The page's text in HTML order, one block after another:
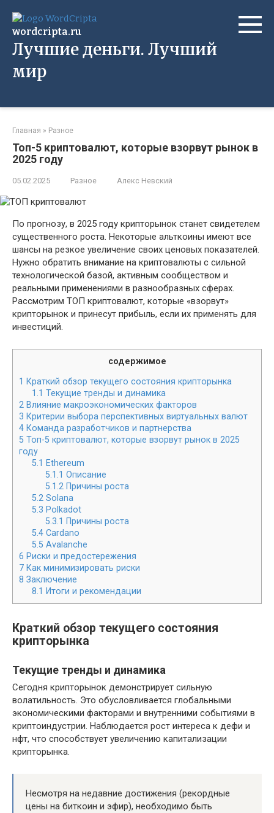
контенту
wordcripta.ru
Лучшие деньги. Лучший
мир
Главная » Разное
Топ-5 криптовалют, которые взорвут рынок в
2025 году
05.02.2025 Разное Алекс Невский
По прогнозу, в 2025 году крипторынок станет свидетелем
существенного роста. Некоторые альткоины имеют все
шансы на резкое увеличение своих ценовых показателей.
Нужно обратить внимание на криптовалюты с сильной
технологической базой, активным сообществом и
реальными применениями в разнообразных сферах.
Рассмотрим ТОП криптовалют, которые «взорвут»
крипторынок и принесут прибыль, если их применять для
инвестиций.
содержимое
1 Краткий обзор текущего состояния крипторынка
1.1 Текущие тренды и динамика
2 Влияние макроэкономических факторов
3 Критерии выбора перспективных виртуальных валют
4 Команда разработчиков и партнерства
5 Топ-5 криптовалют, которые взорвут рынок в 2025
году
5.1 Ethereum
5.1.1 Описание
5.1.2Причины роста
5.2 Solana
5.3 Polkadot
5.3.1 Причины роста
5.4 Cardano
5.5 Avalanche
6 Риски и предостережения
7 Как минимизировать риски
8 Заключение
8.1 Итоги и рекомендации
Краткий обзор текущего состояния
крипторынка
Текущие тренды и динамика
Сегодня крипторынок демонстрирует сильную
волатильность. Это обусловливается глобальными
экономическими факторами и внутренними событиями в
криптоиндустрии. Наблюдается рост интереса к дефи и
нфт, что способствует увеличению капитализации
крипторынка.
Несмотря на недавние достижения (рекордные
цены на биткоин и эфир), необходимо быть